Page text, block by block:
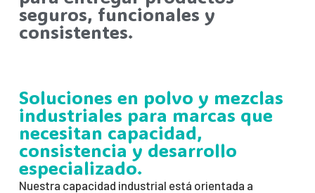
seguros, funcionales y
consistentes.
Soluciones en polvo y mezclas
industriales para marcas que
necesitan capacidad,
consistencia y desarrollo
especializado.
Nuestra capacidad industrial está orientada a